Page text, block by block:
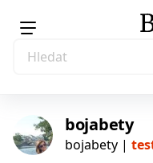
bojabety
bojabety |